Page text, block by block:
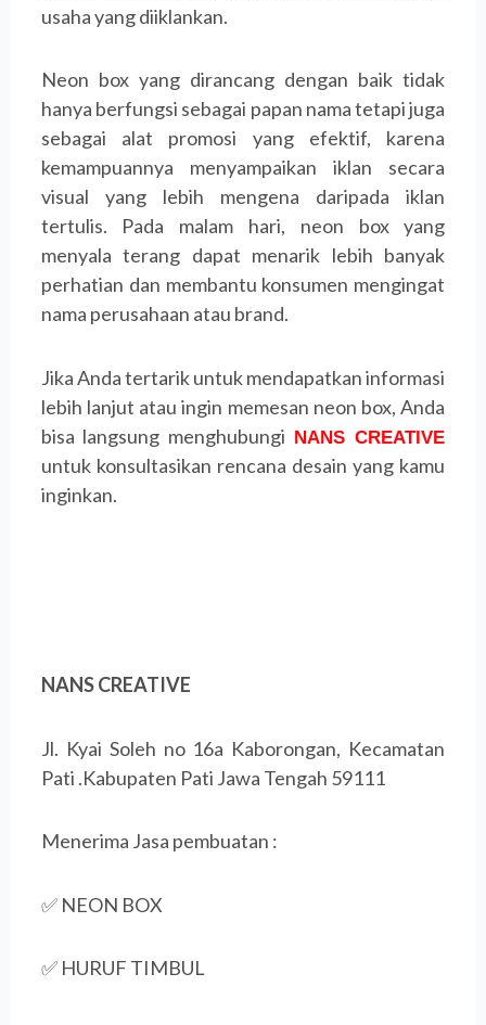
usaha yang diiklankan.
Neon box yang dirancang dengan baik tidak
hanya berfungsi sebagai papan nama tetapi juga
sebagai alat promosi yang efektif, karena
kemampuannya menyampaikan iklan secara
visual yang lebih mengena daripada iklan
tertulis. Pada malam hari, neon box yang
menyala terang dapat menarik lebih banyak
perhatian dan membantu konsumen mengingat
nama perusahaan atau brand.
Jika Anda tertarik untuk mendapatkan informasi
lebih lanjut atau ingin memesan neon box, Anda
bisa langsung menghubungi NANS CREATIVE
untuk konsultasikan rencana desain yang kamu
inginkan.
NANS CREATIVE
Jl. Kyai Soleh no 16a Kaborongan, Kecamatan
Pati .Kabupaten Pati Jawa Tengah 59111
Menerima Jasa pembuatan :
✅ NEON BOX
✅ HURUF TIMBUL